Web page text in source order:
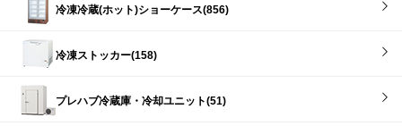
冷凍冷蔵(ホット)ショーケース(856)
冷凍ストッカー(158)
プレハブ冷蔵庫・冷却ユニット(51)